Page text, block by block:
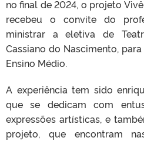
no final de 2024, o projeto
recebeu o convite do
ministrar a eletiva de
Cassiano do Nascimento,
Ensino Médio.
A experiência tem sido
que se dedicam com
expressões artísticas, e
projeto, que encontram